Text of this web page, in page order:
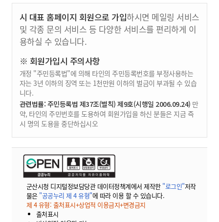
시 대표 홈페이지 회원으로 가입하시면 메일링 서비스
및 각종 문의 서비스 등 다양한 서비스를 편리하게 이
용하실 수 있습니다.
※ 회원가입시 주의사항
개정 "주민등록법"에 의해 타인의 주민등록번호를 부정사용하는
자는 3년 이하의 징역 또는 1천만원 이하의 벌금이 부과될 수 있습
니다.
관련법률: 주민등록법 제37조(벌칙) 제9호(시행일 2006.09.24) 만
약, 타인의 주민번호를 도용하여 회원가입을 하신 분들은 지금 즉
시 명의 도용을 중단하십시오
군산시청 디지털정보담당관 데이터정책계에서 제작한 "로그인"저작
물은 "공공누리 제 4 유형"에 따라 이용 할 수 있습니다.
제 4 유형: 출처표시+상업적 이용금지+변경금지
출처표시